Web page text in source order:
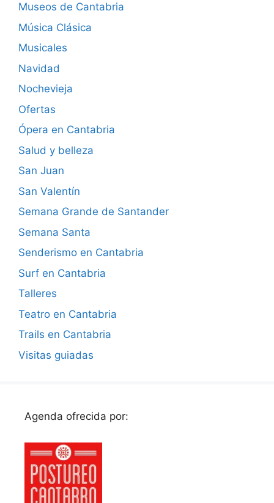
Museos de Cantabria
Música Clásica
Musicales
Navidad
Nochevieja
Ofertas
Ópera en Cantabria
Salud y belleza
San Juan
San Valentín
Semana Grande de Santander
Semana Santa
Senderismo en Cantabria
Surf en Cantabria
Talleres
Teatro en Cantabria
Trails en Cantabria
Visitas guiadas
Agenda ofrecida por: